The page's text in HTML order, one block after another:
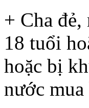
+ Cha
18 tuổi
hoặc bị
nước